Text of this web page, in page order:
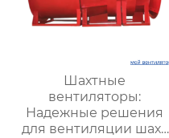
Шахтные
вентиляторы:
Надежные решения
для вентиляции шахт